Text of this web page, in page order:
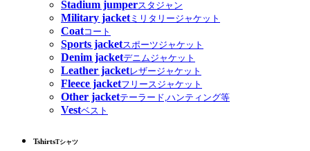
Stadium jumperスタジャン
Military jacketミリタリージャケット
Coatコート
Sports jacketスポーツジャケット
Denim jacketデニムジャケット
Leather jacketレザージャケット
Fleece jacketフリースジャケット
Other jacketテーラード,ハンティング等
Vestベスト
TshirtsTシャツ